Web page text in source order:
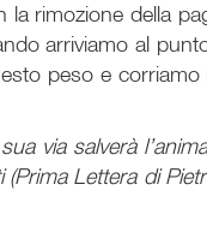
rimozione della
arriviamo al
peso e corriamo
via salverà
Lettera di